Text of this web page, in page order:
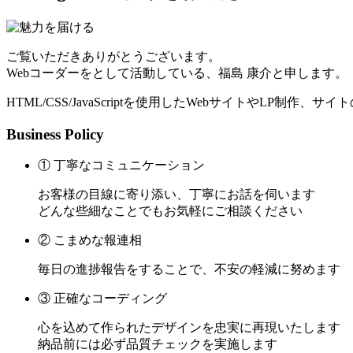
ご覧いただきありがとうございます。
Webコーダーをとして活動している、福島 康介と申します。
HTML/CSS/JavaScriptを使用したWebサイトやLP制作、サイ
Business Policy
① 丁寧なコミュニケーション
お客様の目線に寄り添い、丁寧にお話を伺います
どんな些細なことでもお気軽にご相談ください
② こまめな報連相
毎日の進捗報告をすることで、不安の軽減に努めます
③ 正確なコーディング
心を込めて作られたデザインを忠実に再現いたします
納品前には必ず品質チェックを実施します